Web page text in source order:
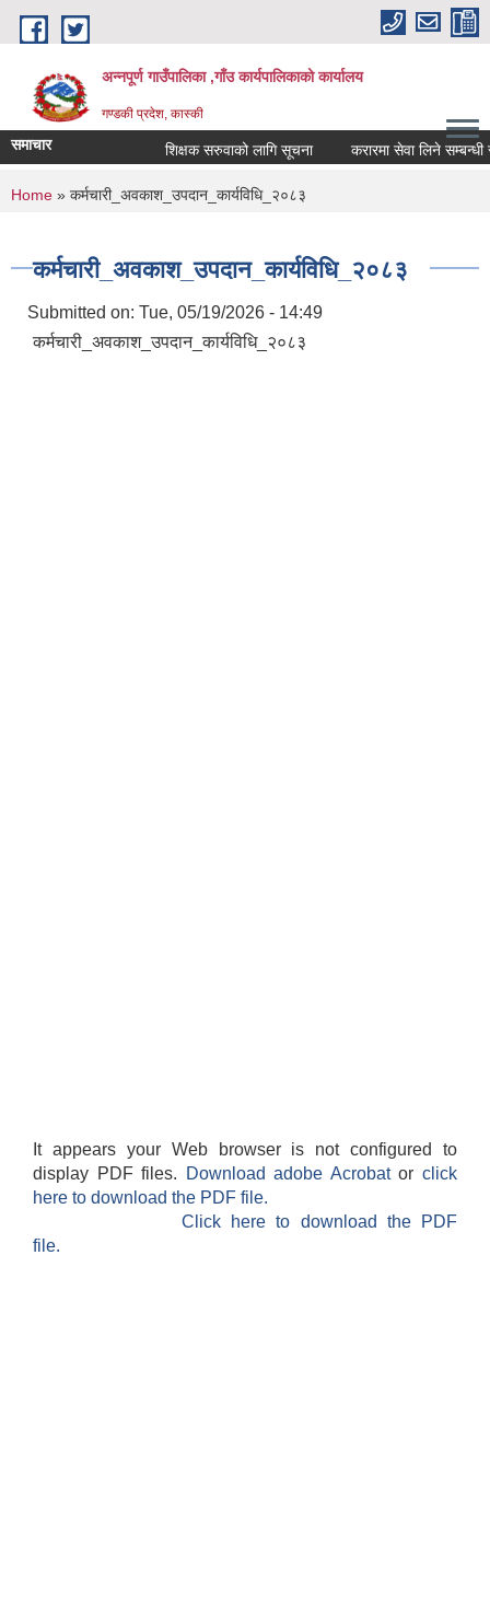
Skip to main content
अन्नपूर्ण गाउँपालिका ,गाँउ कार्यपालिकाको कार्यालय
गण्डकी प्रदेश, कास्की
समाचार शिक्षक सरुवाको लागि सूचना करारमा सेवा लिने सम्बन्धी
You are here
Home » कर्मचारी_अवकाश_उपदान_कार्यविधि_२०८३
कर्मचारी_अवकाश_उपदान_कार्यविधि_२०८३
Submitted on: Tue, 05/19/2026 - 14:49
कर्मचारी_अवकाश_उपदान_कार्यविधि_२०८३
It appears your Web browser is not configured to
display PDF files.
Download adobe Acrobatorclick
here to download the PDF file.
Click here to download the PDF
file.